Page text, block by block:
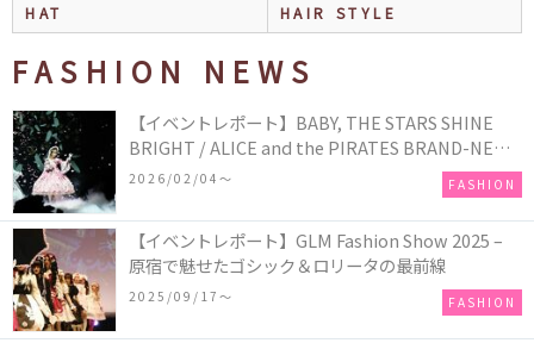
HAT
HAIR STYLE
FASHION NEWS
【イベントレポート】BABY, THE STARS SHINE
BRIGHT / ALICE and the PIRATES BRAND-NEW
COLLECTION in TOKYO
2026/02/04〜 FASHION
【イベントレポート】GLM Fashion Show 2025 –
原宿で魅せたゴシック＆ロリータの最前線
2025/09/17〜 FASHION